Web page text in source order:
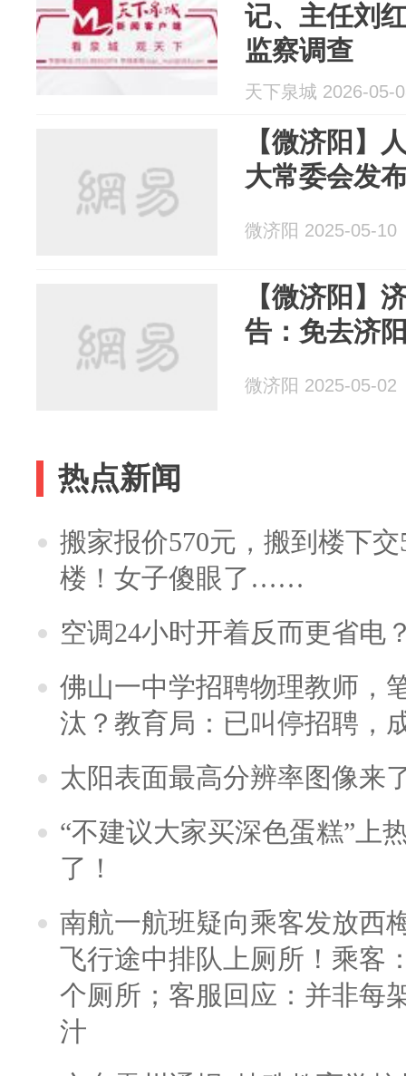
记、主任刘
监察调查
天下泉城 2026-05-
【微济阳】
大常委会发
微济阳 2025-05-10
【微济阳】
告：免去济
微济阳 2025-05-02
热点新闻
搬家报价570元，搬到楼下
楼！女子傻眼了……
空调24小时开着反而更省电
佛山一中学招聘物理教师，
汰？教育局：已叫停招聘，
太阳表面最高分辨率图像来
“不建议大家买深色蛋糕”上
了！
南航一航班疑向乘客发放西
飞行途中排队上厕所！乘客
个厕所；客服回应：并非每
汁